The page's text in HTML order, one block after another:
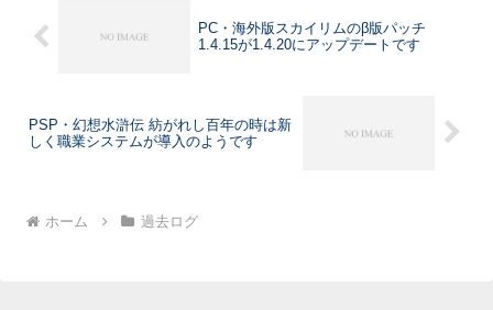
PC・海外版スカイリムのβ版パッチ
1.4.15が1.4.20にアップデートです
PSP・幻想水滸伝 紡がれし百年の時は新
しく職業システムが導入のようです
ホーム 過去ログ